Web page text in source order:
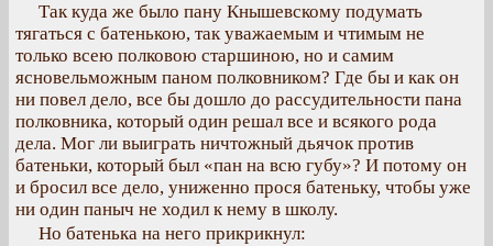
Так куда же было пану Кнышевскому подумать
тягаться с батенькою, так уважаемым и чтимым не
только всею полковою старшиною, но и самим
ясновельможным паном полковником? Где бы и как он
ни повел дело, все бы дошло до рассудительности пана
полковника, который один решал все и всякого рода
дела. Мог ли выиграть ничтожный дьячок против
батеньки, который был «пан на всю губу»? И потому он
и бросил все дело, униженно прося батеньку, чтобы уже
ни один паныч не ходил к нему в школу.
Но батенька на него прикрикнул: